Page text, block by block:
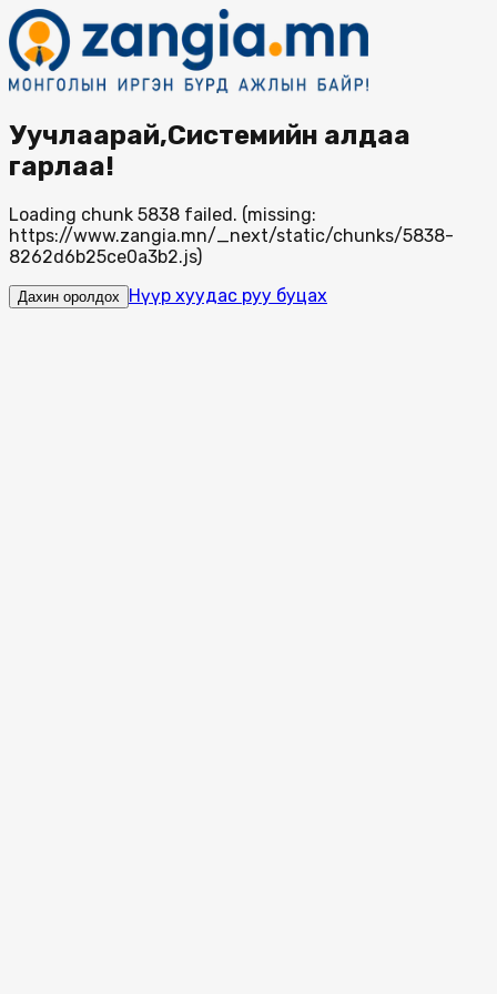
Уучлаарай,Системийн алдаа
гарлаа!
Loading chunk 5838 failed. (missing:
https://www.zangia.mn/_next/static/chunks/5838-
8262d6b25ce0a3b2.js)
Дахин оролдох Нүүр хуудас руу буцах